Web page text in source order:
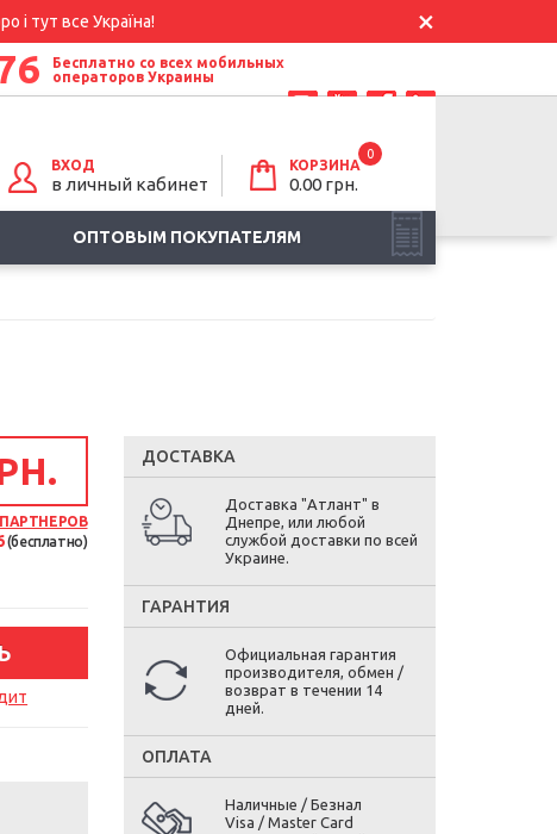
і тут все Україна!
Бесплатно со всех мобильных
операторов Украины
ВХОД
в личный кабинет
КОРЗИНА
0
0.00 грн.
ОПТОВЫМ ПОКУПАТЕЛЯМ
ПАРТНЕРОВ
(бесплатно)
ДОСТАВКА
Доставка "Атлант" в
Днепре, или любой
службой доставки по всей
Украине.
ГАРАНТИЯ
Официальная гарантия
производителя, обмен /
возврат в течении 14
дней.
ОПЛАТА
Наличные / Безнал
Visa / Master Card